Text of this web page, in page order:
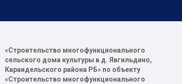
«Строительство многофункционального
сельского дома культуры в д. Явгильдино,
Караидельского района РБ» по объекту
«Строительство многофункционального